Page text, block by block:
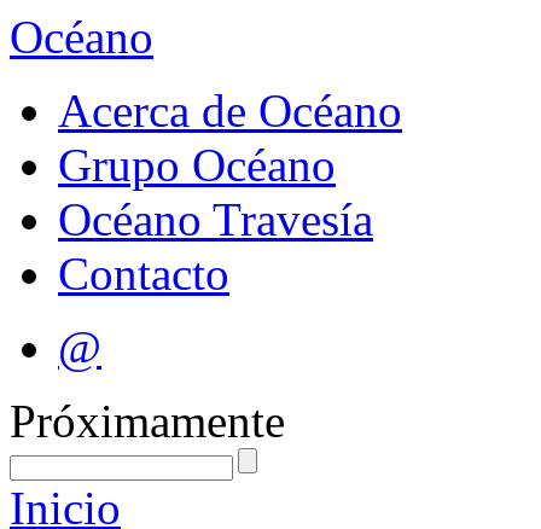
Océano
Acerca de Océano
Grupo Océano
Océano Travesía
Contacto
@
Próximamente
Inicio